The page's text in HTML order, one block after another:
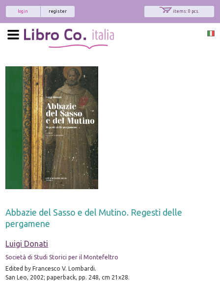
items: 0 pcs.
register
login
Abbazie del Sasso e del Mutino. Regesti delle
pergamene
Luigi Donati
Società di Studi Storici per il Montefeltro
Edited by Francesco V. Lombardi.
San Leo, 2002; paperback, pp. 248, cm 21x28.